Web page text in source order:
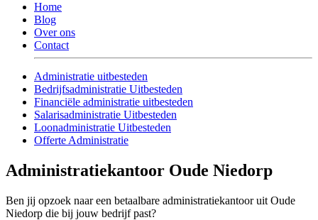
Home
Blog
Over ons
Contact
Administratie uitbesteden
Bedrijfsadministratie Uitbesteden
Financiële administratie uitbesteden
Salarisadministratie Uitbesteden
Loonadministratie Uitbesteden
Offerte Administratie
Administratiekantoor Oude Niedorp
Ben jij opzoek naar een betaalbare administratiekantoor uit Oude
Niedorp die bij jouw bedrijf past?